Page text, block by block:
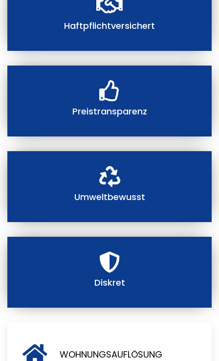
Haftpflichtversichert
Preistransparenz
Umweltbewusst
Diskret
WOHNUNGSAUFLÖSUNG